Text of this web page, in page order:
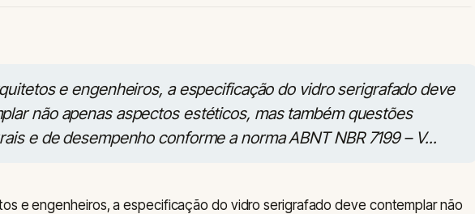
e engenheiros, a especificação do vidro serigrafado deve
não apenas aspectos estéticos, mas também questões
e de desempenho conforme a norma ABNT NBR 7199 – V...
e engenheiros, a especificação do vidro serigrafado deve contemplar não